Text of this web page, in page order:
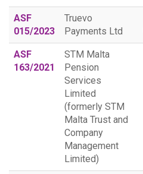
ASF
015/2023
Truevo
Payments Ltd
ASF
163/2021
STM Malta
Pension
Services
Limited
(formerly STM
Malta Trust and
Company
Management
Limited)